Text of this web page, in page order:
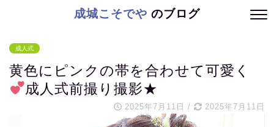
成城こそでや のブログ
成人式
黄色にピンクの帯を合わせて可愛く
成人式前撮り撮影★
2025年7月11日 / 2025年7月11日